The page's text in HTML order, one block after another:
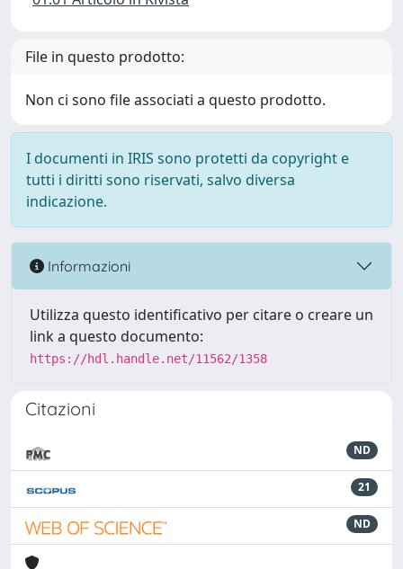
File in questo prodotto:
Non ci sono file associati a questo prodotto.
I documenti in IRIS sono protetti da copyright e
tutti i diritti sono riservati, salvo diversa
indicazione.
Informazioni
Utilizza questo identificativo per citare o creare un
link a questo documento:
https://hdl.handle.net/11562/1358
Citazioni
ND
21
ND